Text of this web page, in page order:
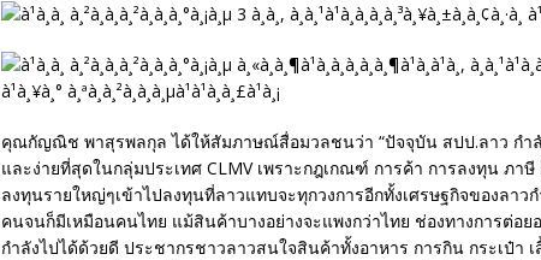
คุณกัญณิช พาสุรพลกุล ได้ให้สัมภาษณ์สื่อมวลชนว่า “ปัจจุบัน สปป.ลาว กำลั
และง่ายที่สุดในกลุ่มประเทศ CLMV เพราะกฎเกณฑ์ การค้า การลงทุน ภาษี
ลงทุนรายใหญ่ๆเข้าไปลงทุนที่ลาวแทบจะทุกวงการอีกทั้งเศรษฐกิจของลาว
คนจนก็มีเหมือนคนไทย แม้สินค้าบางอย่างจะแพงกว่าไทย ช่องทางการต่อย
กำลังไปได้ด้วยดี ประชากรชาวลาวสนใจสินค้าทั้งอาหาร การกิน กระเป๋า เ